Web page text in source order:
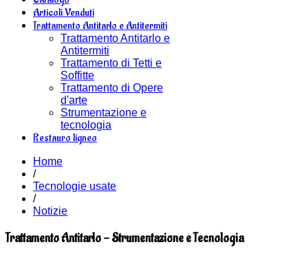
Articoli Venduti
Trattamento Antitarlo e Antitermiti
Trattamento Antitarlo e
Antitermiti
Trattamento di Tetti e
Soffitte
Trattamento di Opere
d'arte
Strumentazione e
tecnologia
Restauro ligneo
Home
/
Tecnologie usate
/
Notizie
Trattamento Antitarlo - Strumentazione e Tecnologia